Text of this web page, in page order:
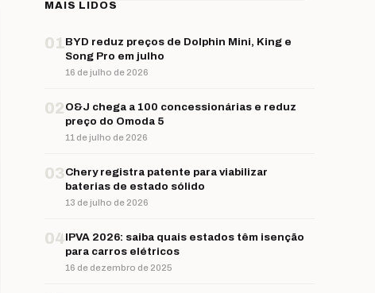
MAIS LIDOS
01BYD reduz preços de Dolphin Mini, King e
Song Pro em julho
16 de julho de 2026
02 O&J chega a 100 concessionárias e reduz
preço do Omoda 5
11 de julho de 2026
03Chery registra patente para viabilizar
baterias de estado sólido
13 de julho de 2026
04IPVA 2026: saiba quais estados têm isenção
para carros elétricos
16 de dezembro de 2025